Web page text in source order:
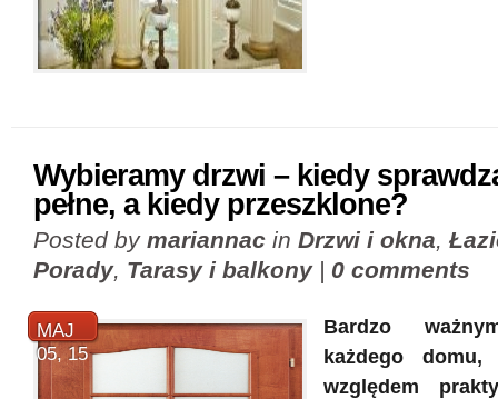
Wybieramy drzwi – kiedy
pełne, a kiedy przeszklone?
Posted by mariannac in Drzwi i okna,
Porady, Tarasy i balkony| 0 comments
MAJ
05, 15
Bardzo
każdego
względem